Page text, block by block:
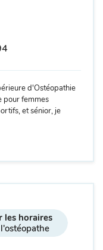
d'Ostéopathie
pour femmes
et sénior, je
les horaires